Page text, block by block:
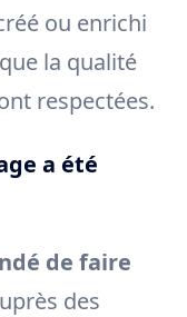
ou enrichi
la qualité
respectées.
a été
de faire
des